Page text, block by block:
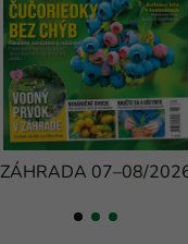
ZÁHRADA 07–08/